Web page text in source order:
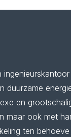
duurzame
en
maar ook met
ten behoeve